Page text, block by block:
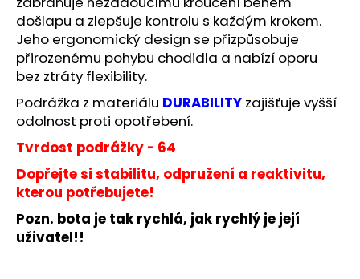
došlapu a zlepšuje kontrolu s každým krokem.
Jeho ergonomický design se přizpůsobuje
přirozenému pohybu chodidla a nabízí oporu
bez ztráty flexibility.
Podrážka z materiálu DURABILITY zajišťuje vyšší
odolnost proti opotřebení.
Tvrdost podrážky - 64
Dopřejte si stabilitu, odpružení a reaktivitu,
kterou potřebujete!
Pozn. bota je tak rychlá, jak rychlý je její
uživatel!!